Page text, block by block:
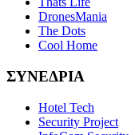
DronesMania
The Dots
Cool Home
ΣΥΝΕΔΡΙΑ
Hotel Tech
Security Project